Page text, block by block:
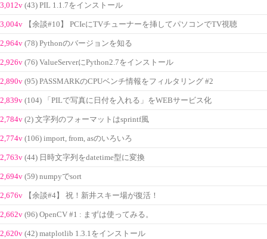
3,012v (43) PIL 1.1.7をインストール
3,004v 【余談#10】 PCIeにTVチューナーを挿してパソコンでTV視聴
2,964v (78) Pythonのバージョンを知る
2,926v (76) ValueServerにPython2.7をインストール
2,890v (95) PASSMARKのCPUベンチ情報をフィルタリング #2
2,839v (104) 「PILで写真に日付を入れる」をWEBサービス化
2,784v (2) 文字列のフォーマットはsprintf風
2,774v (106) import, from, asのいろいろ
2,763v (44) 日時文字列をdatetime型に変換
2,694v (59) numpyでsort
2,676v 【余談#4】 祝！新井スキー場が復活！
2,662v (96) OpenCV #1 : まずは使ってみる。
2,620v (42) matplotlib 1.3.1をインストール